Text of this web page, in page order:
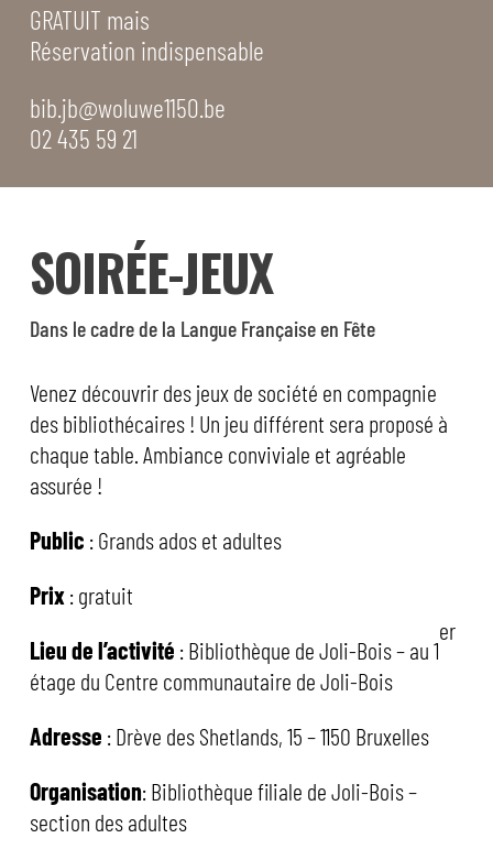
GRATUIT mais
Réservation indispensable
bib.jb@woluwe1150.be
02 435 59 21
SOIRÉE-JEUX
Dans le cadre de la Langue Française en Fête
Venez découvrir des jeux de société en compagnie
des bibliothécaires ! Un jeu différent sera proposé à
chaque table. Ambiance conviviale et agréable
assurée !
Public : Grands ados et adultes
Prix: gratuit
Lieu de l’activité : Bibliothèque de Joli-Bois – au 1
er
étage du Centre communautaire de Joli-Bois
Adresse : Drève des Shetlands, 15 – 1150 Bruxelles
Organisation: Bibliothèque filiale de Joli-Bois –
section des adultes